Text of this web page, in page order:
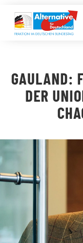
Inhalt
springen
LANDESGRUPPEN
VERANSTALTUNGEN
STELLENPORTAL
MEDIATHEK
GAULAND:
DER